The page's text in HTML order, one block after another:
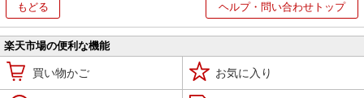
もどる ヘルプ・問い合わせトップ
楽天市場の便利な機能
買い物かご お気に入り